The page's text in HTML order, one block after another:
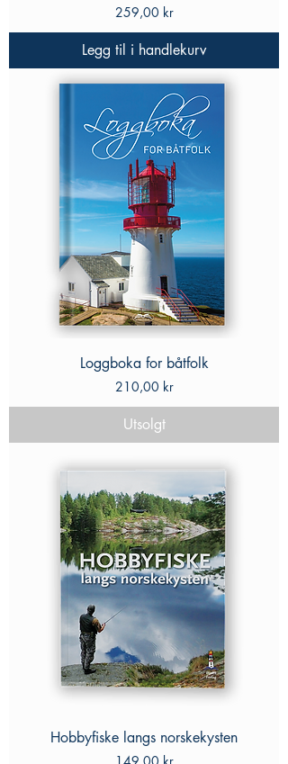
Pris
259,00 kr
Legg til i handlekurv
Loggboka for båtfolk
Pris
210,00 kr
Utsolgt
Hobbyfiske langs norskekysten
Pris